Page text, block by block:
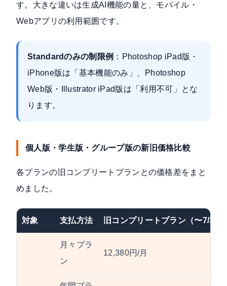
す。大きな違いは生成AI機能の量と、モバイル・
Webアプリの利用範囲です。
Standardのみの制限例 ：Photoshop iPad版・
iPhone版は「基本機能のみ」、Photoshop
Web版・Illustrator iPad版は「利用不可」とな
ります。
個人版・学生版・グループ版の新旧価格比較
各プランの旧コンプリートプランとの価格差をまと
めました。
対象 支払方法 旧コンプリートプラン（〜7/31）
月々プラ
ン
12,380円/月